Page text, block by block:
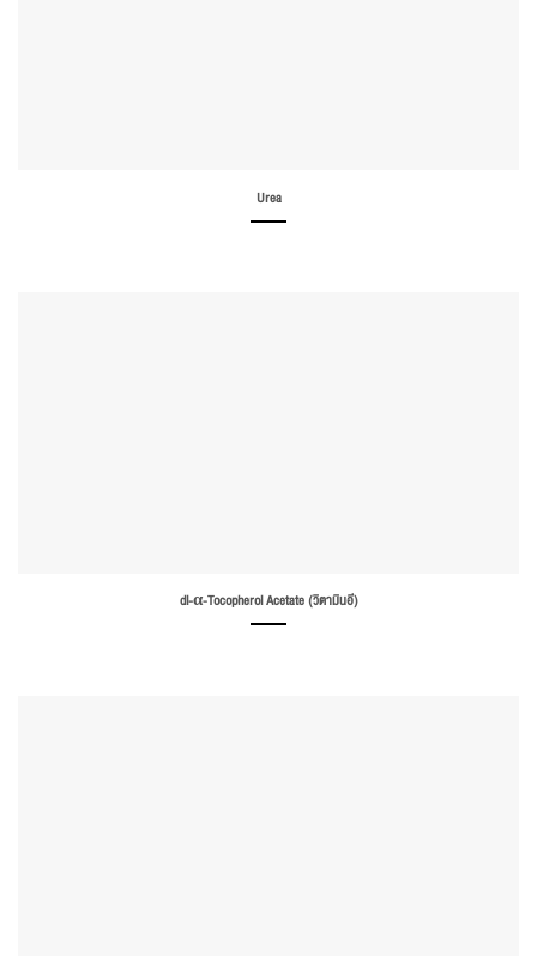
Urea
dl-α-Tocopherol Acetate (วิตามินอี)